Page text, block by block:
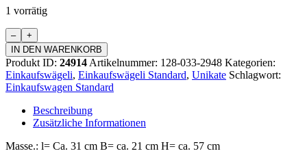
1 vorrätig
Einkaufswagen
Standard
Menge
IN DEN WARENKORB
Produkt ID: 24914 Artikelnummer: 128-033-2948 Kategorien:
Einkaufswägeli, Einkaufswägeli Standard, Unikate Schlagwort:
Einkaufswagen Standard
Beschreibung
Zusätzliche Informationen
Masse.: l= Ca. 31 cm B= ca. 21 cm H= ca. 57 cm